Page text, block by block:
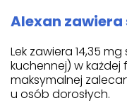
Alexan zawiera
Lek zawiera 14,35
kuchennej) w każdej
maksymalnej
u osób dorosłych.